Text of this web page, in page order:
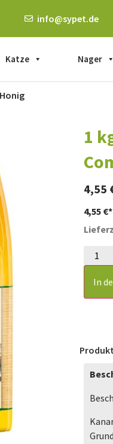
info@sypet.de
Katze Nager
1
4,55
4,55 €
In